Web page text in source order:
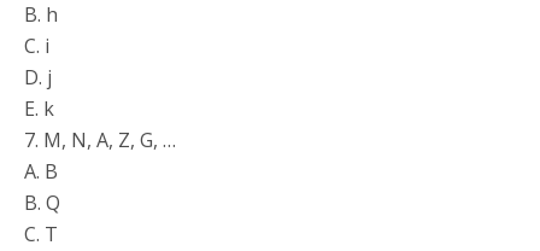
B. h
C. i
D. j
E. k
7. M, N, A, Z, G, …
A. B
B. Q
C. T